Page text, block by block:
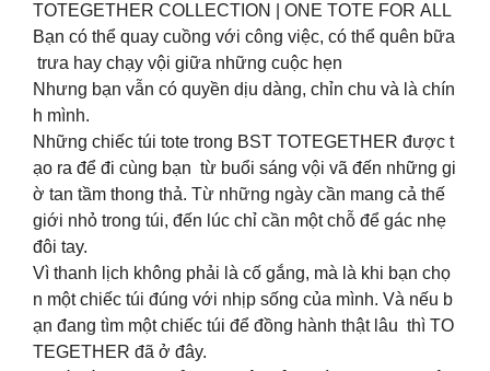
TOTEGETHER COLLECTION | ONE TOTE FOR ALL
Bạn có thể quay cuồng với công việc, có thể quên bữa
trưa hay chạy vội giữa những cuộc hẹn
Nhưng bạn vẫn có quyền dịu dàng, chỉn chu và là chín
h mình.
Những chiếc túi tote trong BST TOTEGETHER được t
ạo ra để đi cùng bạn từ buổi sáng vội vã đến những gi
ờ tan tầm thong thả. Từ những ngày cần mang cả thế
giới nhỏ trong túi, đến lúc chỉ cần một chỗ để gác nhẹ
đôi tay.
Vì thanh lịch không phải là cố gắng, mà là khi bạn chọ
n một chiếc túi đúng với nhịp sống của mình. Và nếu b
ạn đang tìm một chiếc túi để đồng hành thật lâu thì TO
TEGETHER đã ở đây.